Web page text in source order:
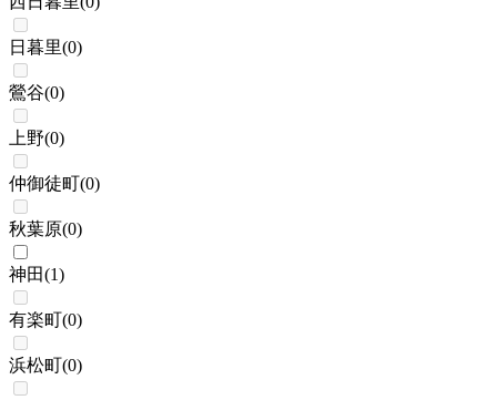
日暮里(0)
鶯谷(0)
上野(0)
仲御徒町(0)
秋葉原(0)
神田(1)
有楽町(0)
浜松町(0)